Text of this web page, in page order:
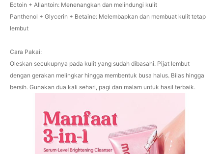
Ectoin + Allantoin: Menenangkan dan melindungi kulit
Panthenol + Glycerin + Betaine: Melembapkan dan membuat kulit tetap
lembut
Cara Pakai:
Oleskan secukupnya pada kulit yang sudah dibasahi. Pijat lembut
dengan gerakan melingkar hingga membentuk busa halus. Bilas hingga
bersih. Gunakan dua kali sehari, pagi dan malam untuk hasil terbaik.